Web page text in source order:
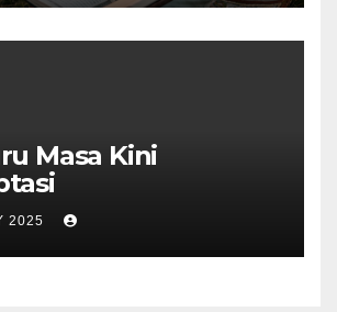
Masa Kini
2025